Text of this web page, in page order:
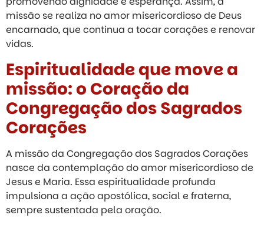
missão se realiza no amor misericordioso de Deus
encarnado, que continua a tocar corações e renovar
vidas.
Espiritualidade que move a
missão: o Coração da
Congregação dos Sagrados
Corações
A missão da Congregação dos Sagrados Corações
nasce da contemplação do amor misericordioso de
Jesus e Maria. Essa espiritualidade profunda
impulsiona a ação apostólica, social e fraterna,
sempre sustentada pela oração.